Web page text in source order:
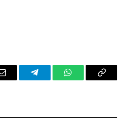
Email TelegramWhatsAppCopy